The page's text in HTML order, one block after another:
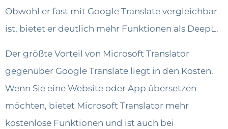
Obwohl er fast mit Google Translate vergleichbar
ist, bietet er deutlich mehr Funktionen als DeepL.
Der größte Vorteil von Microsoft Translator
gegenüber Google Translate liegt in den Kosten.
Wenn Sie eine Website oder App übersetzen
möchten, bietet Microsoft Translator mehr
kostenlose Funktionen und ist auch bei